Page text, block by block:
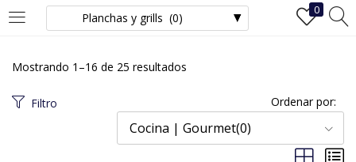
0
INICIAR SESIÓN REGISTRO
Ingrese su nombre de usuario y contraseña para iniciar sesión.
Mostrando 1–16 de 25 resultados
Filtro Ordenar por:
Cocina | Gourmet(0)